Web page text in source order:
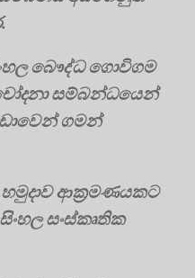
බෞද්ධ ගොවිගම
සම්බන්ධයෙන්
ගමන්
ආක්‍රමණයකට
සංස්කෘතික